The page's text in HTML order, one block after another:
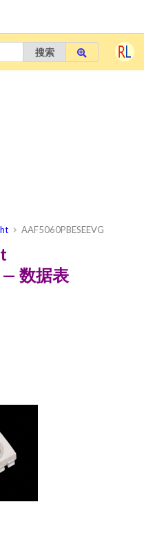
搜索
AAF5060PBESEEVG
— 数据表